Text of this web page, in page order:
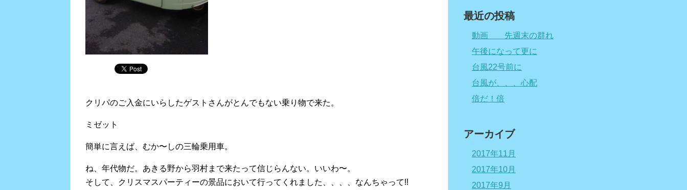
クリパのご入金にいらしたゲストさんがとんでもない乗り物で来た。
ミゼット
簡単に言えば、むか〜しの三輪乗用車。
ね、年代物だ。あきる野から羽村まで来たって信じらんない。いいわ〜。
そして、クリスマスパーティーの景品において行ってくれました、、、、なんちゃって!!
最近の投稿
動画 先週末の群れ
午後になって更に
台風22号前に
台風が、、、心配
倍だ！倍
アーカイブ
2017年11月
2017年10月
2017年9月